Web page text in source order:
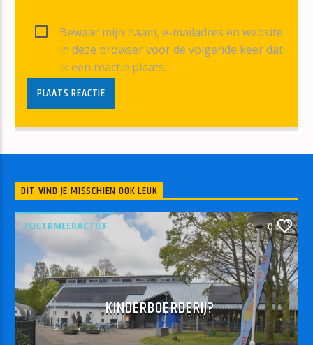
Bewaar mijn naam, e-mailadres en website
in deze browser voor de volgende keer dat
ik een reactie plaats.
DIT VIND JE MISSCHIEN OOK LEUK
ZOETRMEERACTIEF 0
KINDERBOERDERIJ?